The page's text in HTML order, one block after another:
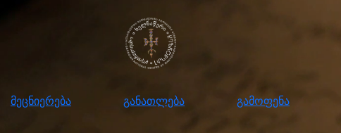
მეცნიერება განათლება გამოფენა
განათლება